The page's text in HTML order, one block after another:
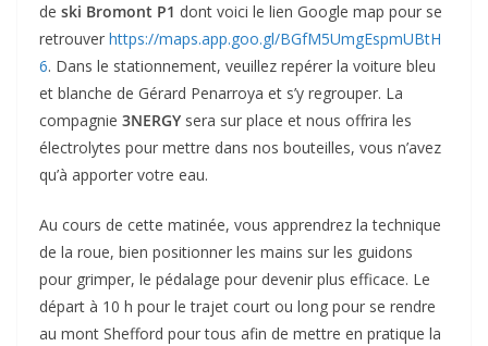
de ski Bromont P1 dont voici le lien Google map pour se
retrouver https://maps.app.goo.gl/BGfM5UmgEspmUBtH
6. Dans le stationnement, veuillez repérer la voiture bleu
et blanche de Gérard Penarroya et s’y regrouper. La
compagnie 3NERGY sera sur place et nous offrira les
électrolytes pour mettre dans nos bouteilles, vous n’avez
qu’à apporter votre eau.
Au cours de cette matinée, vous apprendrez la technique
de la roue, bien positionner les mains sur les guidons
pour grimper, le pédalage pour devenir plus efficace. Le
départ à 10 h pour le trajet court ou long pour se rendre
au mont Shefford pour tous afin de mettre en pratique la